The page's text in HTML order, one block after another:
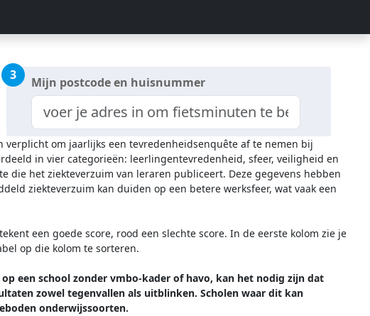
3 Mijn postcode en huisnummer
verplicht om jaarlijks een tevredenheidsenquête af te nemen bij
in vier categorieën: leerlingentevredenheid, sfeer, veiligheid en
die het ziekteverzuim van leraren publiceert. Deze gegevens hebben
ziekteverzuim kan duiden op een betere werksfeer, wat vaak een
een goede score, rood een slechte score. In de eerste kolom zie je
op die kolom te sorteren.
een school zonder vmbo-kader of havo, kan het nodig zijn dat
zowel tegenvallen als uitblinken. Scholen waar dit kan
onderwijssoorten.